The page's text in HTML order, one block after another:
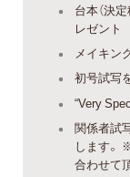
台本（決
レゼント
メイキン
初号試写
“Very
関係者試
します。
合わせて